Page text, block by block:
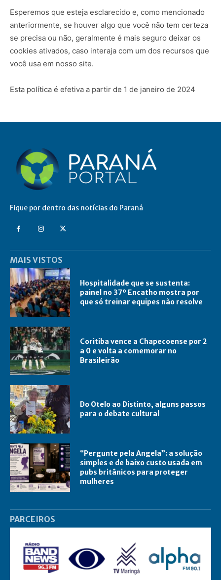
Esperemos que esteja esclarecido e, como mencionado
anteriormente, se houver algo que você não tem certeza
se precisa ou não, geralmente é mais seguro deixar os
cookies ativados, caso interaja com um dos recursos que
você usa em nosso site.
Esta política é efetiva a partir de 1 de janeiro de 2024
Fique por dentro das notícias do Paraná
MAIS VISTOS
Hospitalidade que se sustenta:
painel no 37º Encatho mostra por
que só treinar equipes não resolve
Coritiba vence a Chapecoense por 2
a 0 e volta a comemorar no
Brasileirão
Do Otelo ao Distinto, alguns passos
para o debate cultural
“Pergunte pela Angela”: a solução
simples e de baixo custo usada em
pubs britânicos para proteger
mulheres
PARCEIROS